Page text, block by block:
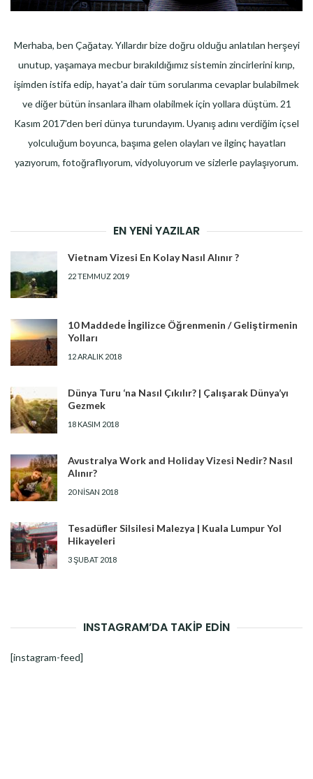
Merhaba, ben Çağatay. Yıllardır bize doğru olduğu anlatılan herşeyi
unutup, yaşamaya mecbur bırakıldığımız sistemin zincirlerini kırıp,
işimden istifa edip, hayat'a dair tüm sorularıma cevaplar bulabilmek
ve diğer bütün insanlara ilham olabilmek için yollara düştüm. 21
Kasım 2017'den beri dünya turundayım. Uyanış adını verdiğim içsel
yolculuğum boyunca, başıma gelen olayları ve ilginç hayatları
yazıyorum, fotoğraflıyorum, vidyoluyorum ve sizlerle paylaşıyorum.
EN YENI YAZILAR
Vietnam Vizesi En Kolay Nasıl Alınır ?
22 TEMMUZ 2019
10 Maddede İngilizce Öğrenmenin / Geliştirmenin
Yolları
12 ARALIK 2018
Dünya Turu ‘na Nasıl Çıkılır? | Çalışarak Dünya’yı
Gezmek
18 KASIM 2018
Avustralya Work and Holiday Vizesi Nedir? Nasıl
Alınır?
20 NISAN 2018
Tesadüfler Silsilesi Malezya | Kuala Lumpur Yol
Hikayeleri
3 ŞUBAT 2018
INSTAGRAM’DA TAKİP EDİN
[instagram-feed]